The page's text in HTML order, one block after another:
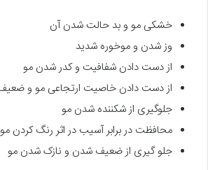
خشکی مو و بد حالت شدن آن
وز شدن و موخوره شدید
از دست دادن شفافیت و کدر شدن مو
از دست دادن خاصیت ارتجاعی مو و
جلوگیری از شکننده شدن مو
محافظت در برابر آسیب در اثر رنگ کردن
جلو گیری از ضعیف شدن و نازک شدن مو